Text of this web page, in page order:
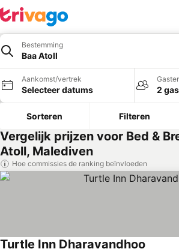
Bestemming
Baa Atoll
Aankomst/vertrek
Selecteer datums 2
Sorteren Filteren
Vergelijk prijzen voor Bed &
Atoll, Malediven
Hoe commissies de ranking beïnvloeden
Turtle Inn Dharavandhoo